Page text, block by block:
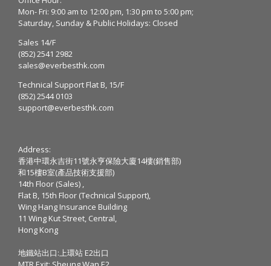
Mon- Fri: 9:00 am to 12:00 pm, 1:30 pm to 5:00 pm;
Saturday, Sunday & Public Holidays: Closed
Sales 14/F
(852) 2541 2982
sales@everbesthk.com
Technical Support Flat B, 15/F
(852) 2544 0103
support@everbesthk.com
Address:
香港中環永吉街11號永亨保險大廈14樓(銷售部)
和15樓B室(產品技術支援部)
14th Floor (Sales) ,
Flat B, 15th Floor (Technical Support),
Wing Hang Insurance Building
11 Wing Kut Street, Central,
Hong Kong
地鐵站出口:上環站 E2出口